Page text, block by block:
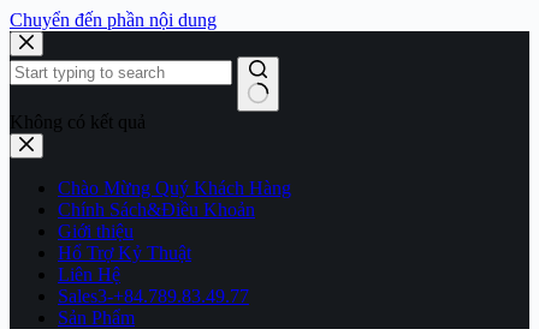
Chuyển đến phần nội dung
Không có kết quả
Chào Mừng Quý Khách Hàng
Chính Sách&Điều Khoản
Giới thiệu
Hổ Trợ Kỷ Thuật
Liên Hệ
Sales3-+84.789.83.49.77
Sản Phẩm